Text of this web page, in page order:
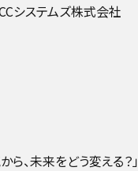
システムズ株式会社
ら、未来をどう変える？」